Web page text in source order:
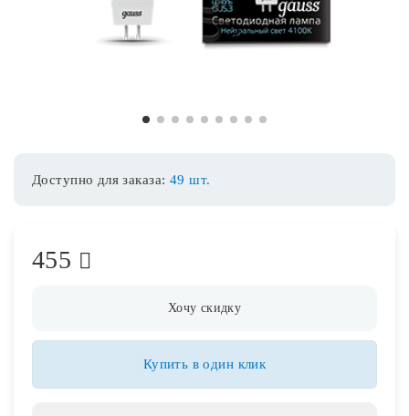
Светодиодная лента
Предметы интерьера
1 2 3 4 5 6 7 8
Доступно для заказа: 49 шт.
455
Хочу скидку
Купить в один клик